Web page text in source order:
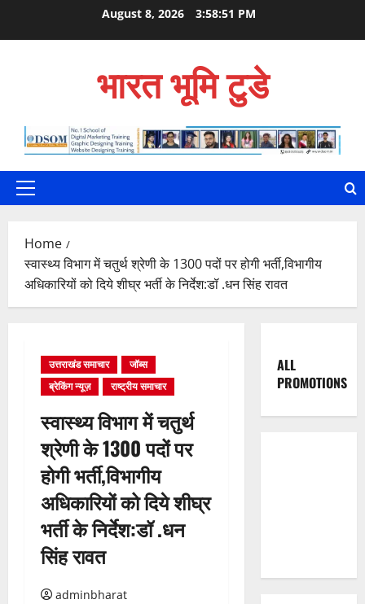
August 8, 2026 3:58:52 PM
भारत भूमि टुडे
Primary
Home
स्वास्थ्य विभाग में चतुर्थ श्रेणी के 1300 पदों पर होगी भर्ती,विभागीय
अधिकारियों को दिये शीघ्र भर्ती के निर्देश:डॉ .धन सिंह रावत
उत्तराखंड समाचार
जॉब्स
ब्रेकिंग न्यूज़
राष्ट्रीय समाचार
स्वास्थ्य विभाग में चतुर्थ
श्रेणी के 1300 पदों पर
होगी भर्ती,विभागीय
अधिकारियों को दिये शीघ्र
भर्ती के निर्देश:डॉ .धन
सिंह रावत
adminbharat
ALL
PROMOTIONS